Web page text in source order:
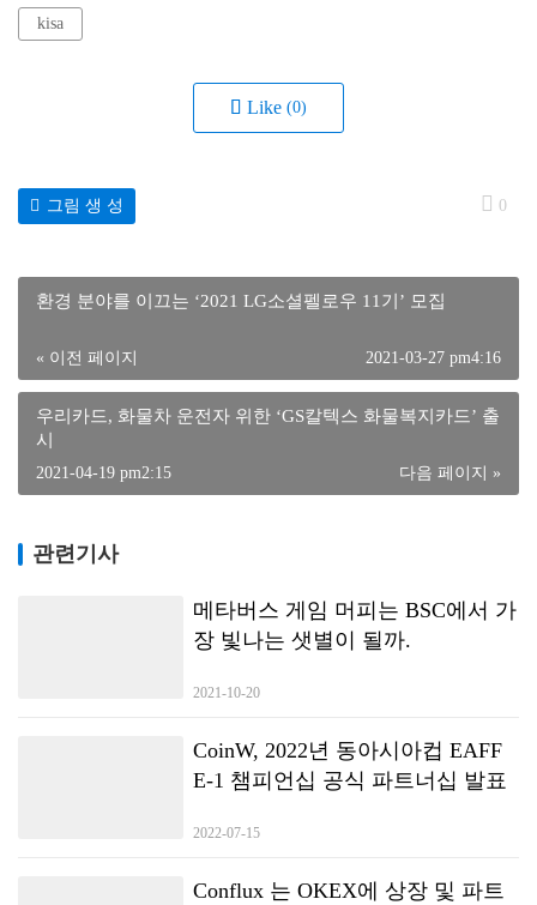
kisa
Like (0)
0
그림 생 성
환경 분야를 이끄는 ‘2021 LG소셜펠로우 11기’ 모집
« 이전 페이지 2021-03-27 pm4:16
우리카드, 화물차 운전자 위한 ‘GS칼텍스 화물복지카드’ 출
시
다음 페이지 »
2021-04-19 pm2:15
관련기사
메타버스 게임 머피는 BSC에서 가
장 빛나는 샛별이 될까.
2021-10-20
CoinW, 2022년 동아시아컵 EAFF
E-1 챔피언십 공식 파트너십 발표
2022-07-15
Conflux 는 OKEX에 상장 및 파트